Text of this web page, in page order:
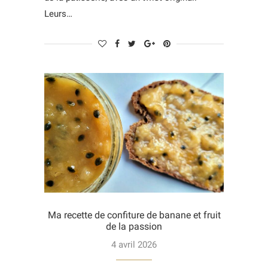
Leurs…
Ma recette de confiture de banane et fruit
de la passion
4 avril 2026